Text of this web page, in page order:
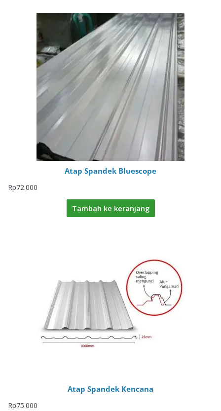
Atap Spandek Bluescope
Rp72.000
Tambah ke keranjang
Atap Spandek Kencana
Rp75.000